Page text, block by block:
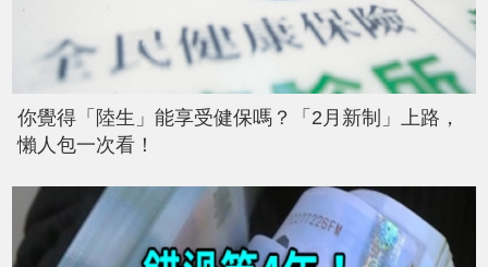
你覺得「陸生」能享受健保嗎？「2月新制」上路，
懶人包一次看！